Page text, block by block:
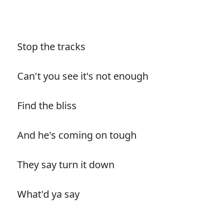
Stop the tracks
Can't you see it's not enough
Find the bliss
And he's coming on tough
They say turn it down
What'd ya say